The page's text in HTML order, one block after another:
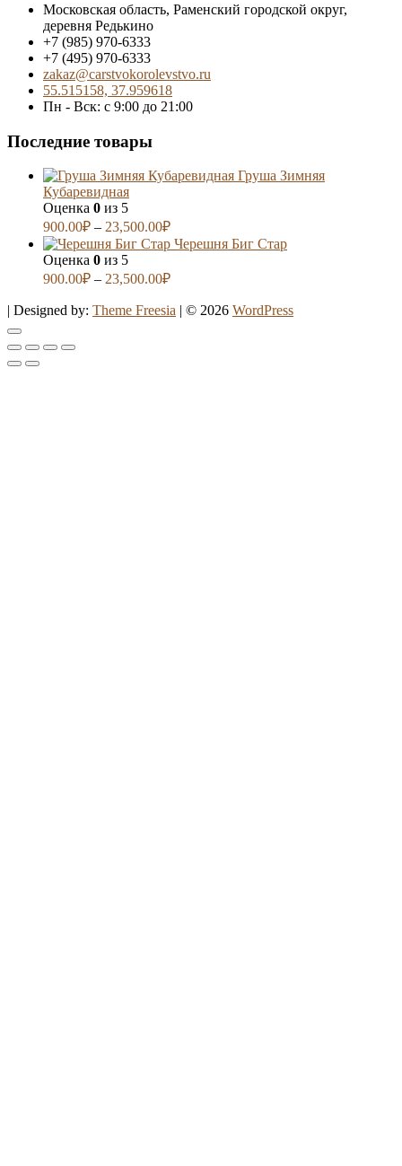
Московская область, Раменский городской округ,
деревня Редькино
+7 (985) 970-6333
+7 (495) 970-6333
zakaz@carstvokorolevstvo.ru
55.515158, 37.959618
Пн - Вск: с 9:00 до 21:00
Последние товары
Груша Зимняя
Кубаревидная
Оценка 0 из 5
900.00₽ – 23,500.00₽
Черешня Биг Стар
Оценка 0 из 5
900.00₽ – 23,500.00₽
| Designed by: Theme Freesia | © 2026 WordPress
Go
to
top